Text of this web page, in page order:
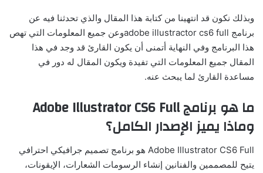
وبذلك نكون قد انتهينا من كتابة هذا المقال والذي تحدثنا فيه عن
برنامج adobe illustractor cs6 fullوعن جميع المعلومات التي تهص
هذا البرنامج وفي النهاية أتمنى أن يكون القارئ قد وجد في هذا
المقال جميع المعلومات التي تفيدة ويكون المقال له دور في
مساعدة القارئ لما يبحث عنه.
ما هو برنامج Adobe Illustrator CS6 Full
وماذا يميز الإصدار الكامل؟
Adobe Illustrator CS6 Full هو برنامج تصميم جرافيكي احترافي
يتيح للمصممين والفنانين إنشاء الرسومات الشعارات، الإيقونات،